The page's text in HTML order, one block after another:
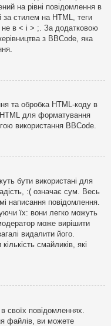
на рівні повідомлення в
стилем на HTML, теги
в < і > ;. За додатковою
з BBCode, яка
та обробка HTML-коду в
для форматування
використання BBCode.
бути використані для
:( означає сум. Весь
написання повідомлення.
їх: вони легко можуть
може вирішити
видалити його.
смайликів, які
своїх повідомленнях.
файлів, ви можете